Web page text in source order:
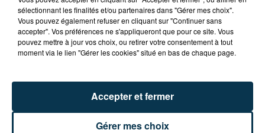
vainqueur d'étape sur le Tour de France et leader de
l'Equipe française Total Direct Energie lors du Tour
2019).
briennon.fr
sélectionnant les finalités et/ou partenaires dans "Gérer mes choix".
Vous pouvez également refuser en cliquant sur "Continuer sans
accepter". Vos préférences ne s'appliqueront que pour ce site. Vous
pouvez mettre à jour vos choix, ou retirer votre consentement à tout
moment via le lien "Gérer les cookies" situé en bas de chaque page.
Gérer mes choix
Accepter et fermer